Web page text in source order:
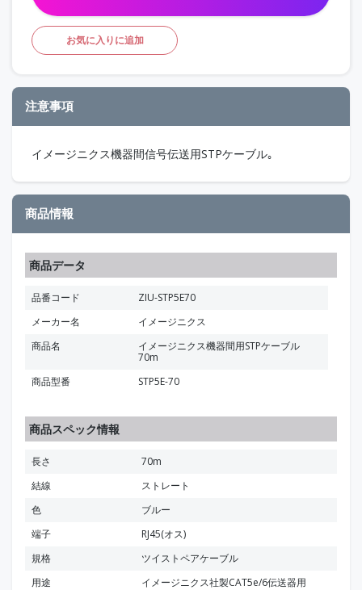
お気に入りに追加
注意事項
イメージニクス機器間信号伝送用STPケーブル｡
商品情報
商品データ
品番コード
ZIU-STP5E70
メーカー名
イメージニクス
商品名
イメージニクス機器間用STPケーブル
70m
商品型番
STP5E-70
商品スペック情報
長さ
70m
結線
ストレート
色
ブルー
端子
RJ45(オス)
規格
ツイストペアケーブル
用途
イメージニクス社製CAT5e/6伝送器用